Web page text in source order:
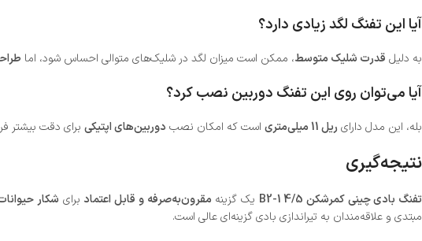
آیا این تفنگ لگد زیادی دارد؟
به دلیل قدرت شلیک متوسط، ممکن است میزان لگد در شلیک‌های متوالی احساس شود، اما
آیا می‌توان روی این تفنگ دوربین نصب کرد؟
بله، این مدل دارای ریل 11 میلی‌متری است که امکان نصب دوربین‌های اپتیکی برای دقت بیشتر
نتیجه‌گیری
تفنگ بادی چینی کمرشکن B2-1 4/5 یک گزینه مقرون‌به‌صرفه و قابل اعتماد برای شکار
مبتدی و علاقه‌مندان به تیراندازی بادی گزینه‌ای عالی است.